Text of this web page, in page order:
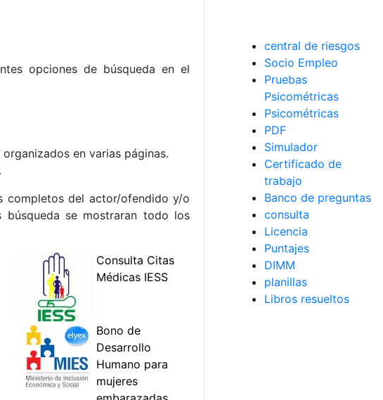
opciones de búsqueda en el
en varias páginas.
completos del actor/ofendido y/o
se mostraran todo los
central de riesgos
Socio Empleo
Pruebas
Psicométricas
Psicométricas
PDF
Simulador
Certificado de
trabajo
Banco de preguntas
consulta
Licencia
Puntajes
DIMM
planillas
Libros resueltos